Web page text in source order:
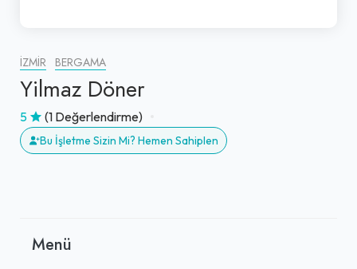
İZMIR BERGAMA
Yilmaz Döner
5 (1 Değerlendirme)
Bu İşletme Sizin Mi? Hemen Sahiplen
Menü